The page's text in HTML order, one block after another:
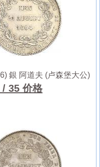
銀 阿道夫 (卢森堡大公)
/ 35 价格